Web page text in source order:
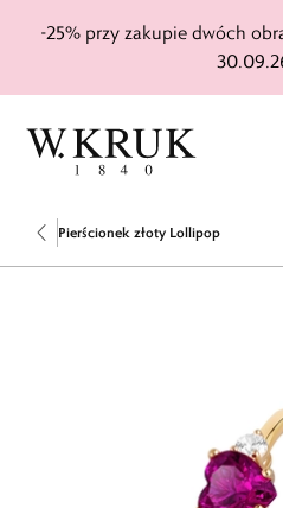
-25% przy zakupie dwóch
Pierścionek złoty Lollipop